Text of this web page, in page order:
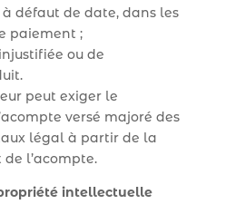
défaut de date, dans les
paiement ;
ou de
peut exiger le
versé majoré des
légal à partir de la
l’acompte.
intellectuelle